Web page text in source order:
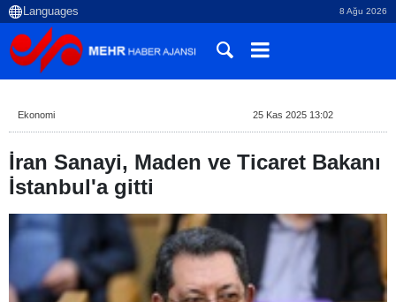
8 Ağu 2026
Ekonomi 25 Kas 2025 13:02
İran Sanayi, Maden ve Ticaret Bakanı
İstanbul'a gitti